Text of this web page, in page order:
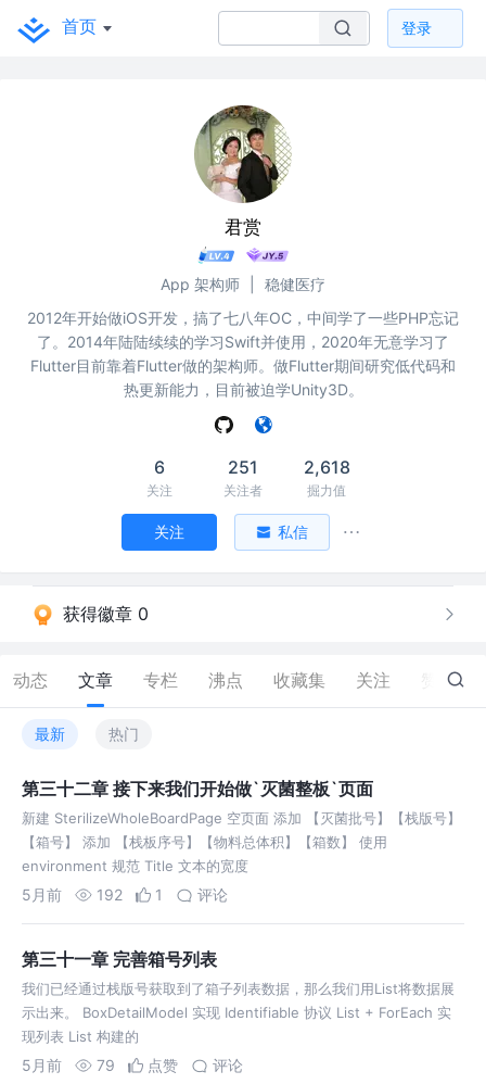
首页 登录
君赏
App 架构师
稳健医疗
2012年开始做iOS开发，搞了七八年OC，中间学了一些PHP忘记
了。2014年陆陆续续的学习Swift并使用，2020年无意学习了
Flutter目前靠着Flutter做的架构师。做Flutter期间研究低代码和
热更新能力，目前被迫学Unity3D。
6
关注
251
关注者
2,618
掘力值
关注 私信
获得徽章 0
动态 文章 专栏 沸点 收藏集 关注 1
最新 热门
第三十二章 接下来我们开始做`灭菌整板`页面
新建 SterilizeWholeBoardPage 空页面 添加 【灭菌批号】【栈版号】
【箱号】 添加 【栈板序号】【物料总体积】【箱数】 使用
environment 规范 Title 文本的宽度
5月前 192 1 评论
第三十一章 完善箱号列表
我们已经通过栈版号获取到了箱子列表数据，那么我们用List将数据展
示出来。 BoxDetailModel 实现 Identifiable 协议 List + ForEach 实
现列表 List 构建的
5月前 79 点赞 评论